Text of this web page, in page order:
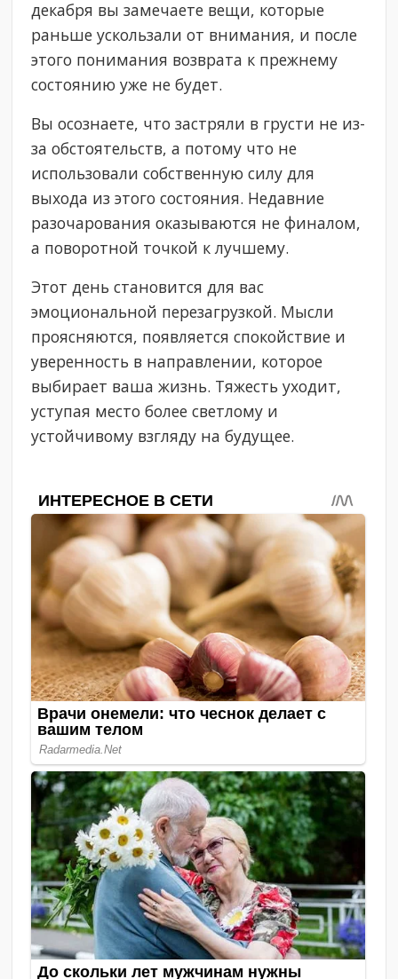
декабря вы замечаете вещи, которые
раньше ускользали от внимания, и после
этого понимания возврата к прежнему
состоянию уже не будет.
Вы осознаете, что застряли в грусти не из-
за обстоятельств, а потому что не
использовали собственную силу для
выхода из этого состояния. Недавние
разочарования оказываются не финалом,
а поворотной точкой к лучшему.
Этот день становится для вас
эмоциональной перезагрузкой. Мысли
проясняются, появляется спокойствие и
уверенность в направлении, которое
выбирает ваша жизнь. Тяжесть уходит,
уступая место более светлому и
устойчивому взгляду на будущее.